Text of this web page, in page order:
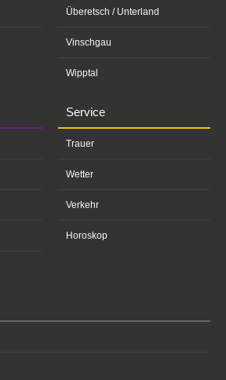
Überetsch / Unterland
Vinschgau
Wipptal
Service
Trauer
Wetter
Verkehr
Horoskop